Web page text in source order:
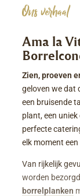
Ons verhaal
Ama la
Zien, proeven
geloven we dat
een bruisende
plant, een
perfecte
elk moment
Van rijkelijk
worden
borrelplanken